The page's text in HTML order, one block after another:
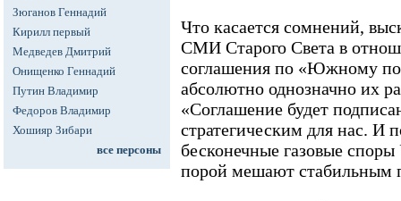
Зюганов Геннадий
Кирилл первый
Медведев Дмитрий
Онищенко Геннадий
Путин Владимир
Федоров Владимир
Хошияр Зибари
все персоны
Что касается сомнений,
СМИ Старого Света в
соглашения по «Южному
абсолютно однозначно их
«Соглашение будет
стратегическим для нас. И
бесконечные газовые
порой мешают стабильным